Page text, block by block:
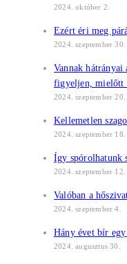
2024. október 2.
Ezért éri meg
2024. szeptember 30.
Vannak hátrányai
figyeljen, mielőtt
2024. szeptember 20.
Kellemetlen
2024. szeptember 18.
Így spórolhatunk
2024. szeptember 12.
Valóban a
2024. szeptember 4.
Hány évet bír
2024. augusztus 30.